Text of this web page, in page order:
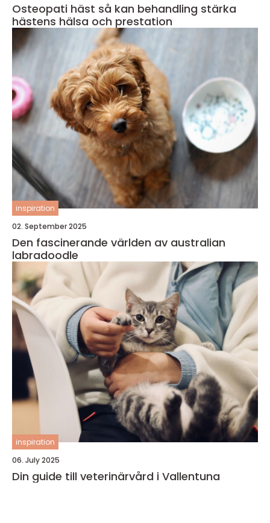
Osteopati häst så kan behandling stärka
hästens hälsa och prestation
inspiration
02. September 2025
Den fascinerande världen av australian
labradoodle
inspiration
06. July 2025
Din guide till veterinärvård i Vallentuna